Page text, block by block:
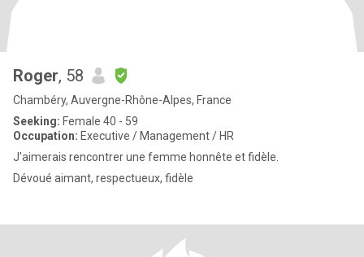
Roger, 58
Chambéry, Auvergne-Rhône-Alpes, France
Seeking: Female 40 - 59
Occupation: Executive / Management / HR
J'aimerais rencontrer une femme honnête et fidèle.
Dévoué aimant, respectueux, fidèle